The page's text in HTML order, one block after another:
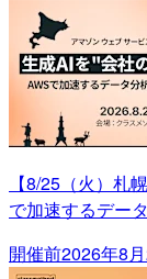
【8/25（火）札
で加速するデー
開催前2026年8